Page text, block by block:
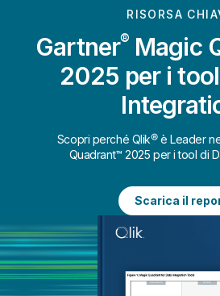
RISORSA
Gartner® Magic
2025 per i
Scopri perché Qlik® è Leader
Quadrant™ 2025 per i tool di
Scarica il